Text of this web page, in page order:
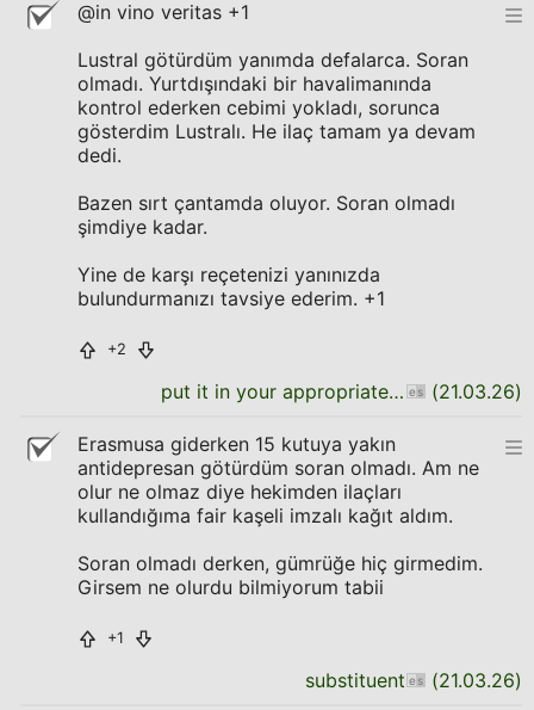
@in vino veritas +1
Lustral götürdüm yanımda defalarca. Soran
olmadı. Yurtdışındaki bir havalimanında
kontrol ederken cebimi yokladı, sorunca
gösterdim Lustralı. He ilaç tamam ya devam
dedi.
Bazen sırt çantamda oluyor. Soran olmadı
şimdiye kadar.
Yine de karşı reçetenizi yanınızda
bulundurmanızı tavsiye ederim. +1
+2
put it in your appropriate place (21.03.26)
Erasmusa giderken 15 kutuya yakın
antidepresan götürdüm soran olmadı. Am ne
olur ne olmaz diye hekimden ilaçları
kullandığıma fair kaşeli imzalı kağıt aldım.
Soran olmadı derken, gümrüğe hiç girmedim.
Girsem ne olurdu bilmiyorum tabii
+1
substituent (21.03.26)